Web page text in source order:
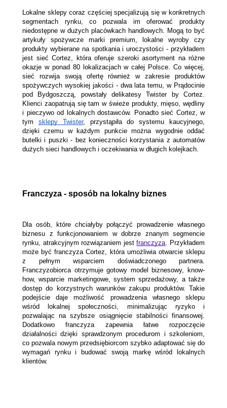
Lokalne sklepy coraz częściej specjalizują się w konkretnych
segmentach rynku, co pozwala im oferować produkty
niedostępne w dużych placówkach handlowych. Mogą to być
artykuły spożywcze marki premium, lokalne wyroby czy
produkty wybierane na spotkania i uroczystości - przykładem
jest sieć Cortez, która oferuje szeroki asortyment na różne
okazje w ponad 80 lokalizacjach w całej Polsce. Co więcej,
sieć rozwija swoją ofertę również w zakresie produktów
spożywczych wysokiej jakości - dwa lata temu, w Prądocinie
pod Bydgoszczą, powstały delikatesy Twister by Cortez.
Klienci zaopatrują się tam w świeże produkty, mięso, wędliny
i pieczywo od lokalnych dostawców. Ponadto sieć Cortez, w
tym sklepy Twister, przystąpiła do systemu kaucyjnego,
dzięki czemu w każdym punkcie można wygodnie oddać
butelki i puszki - bez konieczności korzystania z automatów
dużych sieci handlowych i oczekiwania w długich kolejkach.
Franczyza - sposób na lokalny biznes
Dla osób, które chciałyby połączyć prowadzenie własnego
biznesu z funkcjonowaniem w dobrze znanym segmencie
rynku, atrakcyjnym rozwiązaniem jest franczyza. Przykładem
może być franczyza Cortez, która umożliwia otwarcie sklepu
z pełnym wsparciem doświadczonego partnera.
Franczyzobiorca otrzymuje gotowy model biznesowy, know-
how, wsparcie marketingowe, system sprzedażowy, a także
dostęp do korzystnych warunków zakupu produktów. Takie
podejście daje możliwość prowadzenia własnego sklepu
wśród lokalnej społeczności, minimalizując ryzyko i
pozwalając na szybsze osiągnięcie stabilności finansowej.
Dodatkowo franczyza zapewnia łatwe rozpoczęcie
działalności dzięki sprawdzonym procedurom i szkoleniom,
co pozwala nowym przedsiębiorcom szybko adaptować się do
wymagań rynku i budować swoją markę wśród lokalnych
klientów.